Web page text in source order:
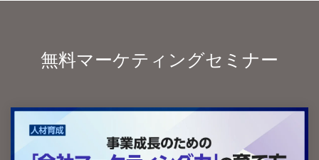
無料マーケティングセミナー